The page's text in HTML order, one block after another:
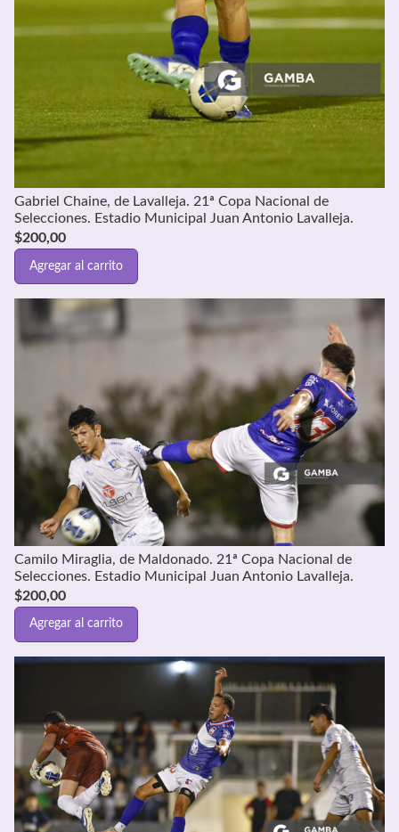
Gabriel Chaine, de Lavalleja. 21ª Copa Nacional de
Selecciones. Estadio Municipal Juan Antonio Lavalleja.
$200,00
Agregar al carrito
Camilo Miraglia, de Maldonado. 21ª Copa Nacional de
Selecciones. Estadio Municipal Juan Antonio Lavalleja.
$200,00
Agregar al carrito